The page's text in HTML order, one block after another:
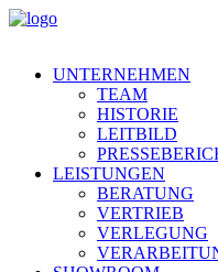
UNTERNEHMEN
TEAM
HISTORIE
LEITBILD
LEISTUNGEN
BERATUNG
VERTRIEB
VERLEGUNG